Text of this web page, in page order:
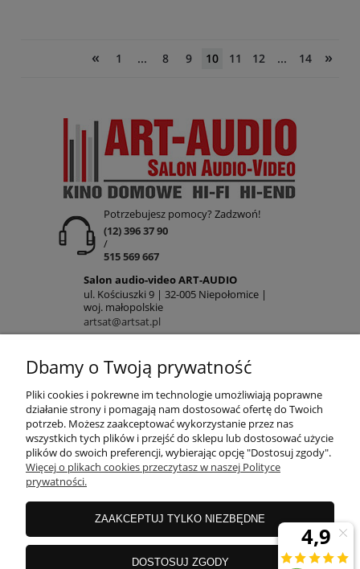
« 1 ... 8 9 10 11 12 ... 14 »
Potrzebujesz pomocy? Zadzwoń!
(12) 396 37 90
/
515 569 667
Salon audio-video ART-AUDIO
ul. Kościuszki 9 | 32-005 Niepołomice |
woj. małopolskie
artsat@artsat.pl
NIP: 6782225502 | REGON: 120645712
POMOC
MOJE KONTO
PŁATNOŚCI
INFORMACJE
Dbamy o Twoją prywatność
Pliki cookies i pokrewne im technologie umożliwiają poprawne
działanie strony i pomagają nam dostosować ofertę do Twoich
potrzeb. Możesz zaakceptować wykorzystanie przez nas
wszystkich tych plików i przejść do sklepu lub dostosować użycie
plików do swoich preferencji, wybierając opcję "Dostosuj zgody".
Więcej o plikach cookies przeczytasz w naszej Polityce
prywatności.
ZAAKCEPTUJ TYLKO NIEZBĘDNE
DOSTOSUJ ZGODY